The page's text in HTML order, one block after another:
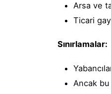
Arsa ve
Ticari
Sınırlamalar:
Ancak bu